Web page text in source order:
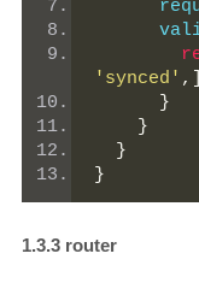
'synced'
}
}
}
}
1.3.3 router